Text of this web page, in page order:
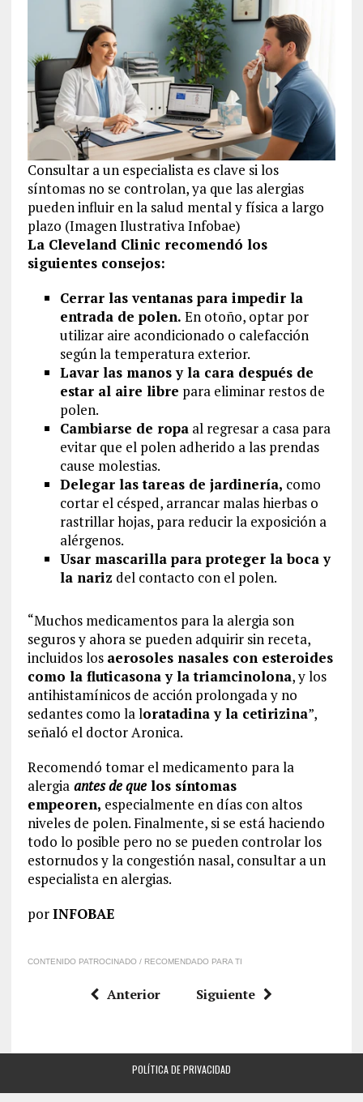
Consultar a un especialista es clave si los
síntomas no se controlan, ya que las alergias
pueden influir en la salud mental y física a largo
plazo (Imagen Ilustrativa Infobae)
La Cleveland Clinic recomendó los
siguientes consejos:
Cerrar las ventanas para impedir la
entrada de polen. En otoño, optar por
utilizar aire acondicionado o calefacción
según la temperatura exterior.
Lavar las manos y la cara después de
estar al aire libre para eliminar restos de
polen.
Cambiarse de ropaal regresar a casa para
evitar que el polen adherido a las prendas
cause molestias.
Delegar las tareas de jardinería, como
cortar el césped, arrancar malas hierbas o
rastrillar hojas, para reducir la exposición a
alérgenos.
Usar mascarilla para proteger la boca y
la nariz del contacto con el polen.
“Muchos medicamentos para la alergia son
seguros y ahora se pueden adquirir sin receta,
incluidos los aerosoles nasales con esteroides
como la fluticasona y la triamcinolona, ​​y los
antihistamínicos de acción prolongada y no
sedantes como la loratadina y la cetirizina”,
señaló el doctor Aronica.
Recomendó tomar el medicamento para la
alergia antes de quelos síntomas
empeoren, especialmente en días con altos
niveles de polen. Finalmente, si se está haciendo
todo lo posible pero no se pueden controlar los
estornudos y la congestión nasal, consultar a un
especialista en alergias.
porINFOBAE
CONTENIDO PATROCINADO / RECOMENDADO PARA TI
Anterior Siguiente
POLÍTICA DE PRIVACIDAD